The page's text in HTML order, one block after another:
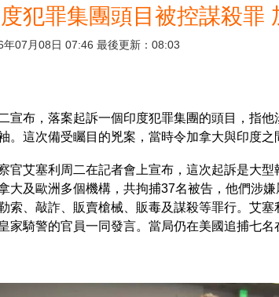
犯罪集團頭目被控謀殺罪
年07月08日 07:46 最後更新：08:03
宣布，落案起訴一個印度犯罪集團的頭目，指
。這次備受矚目的兇案，當時令加拿大與印度之
官艾塞利周二在記者會上宣布，這次起訴是大
大及歐洲多個機構，共拘捕37名被告，他們涉
索、敲詐、販賣槍械、販毒及謀殺等罪行。艾
家騎警的官員一同發言。當局仍在美國追捕七